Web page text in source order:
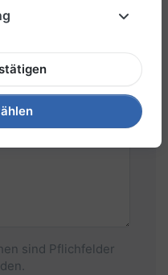
sind Pflichfelder